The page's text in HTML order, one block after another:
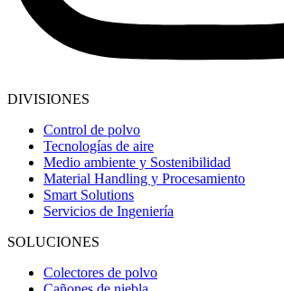
DIVISIONES
Control de polvo
Tecnologías de aire
Medio ambiente y Sostenibilidad
Material Handling y Procesamiento
Smart Solutions
Servicios de Ingeniería
SOLUCIONES
Colectores de polvo